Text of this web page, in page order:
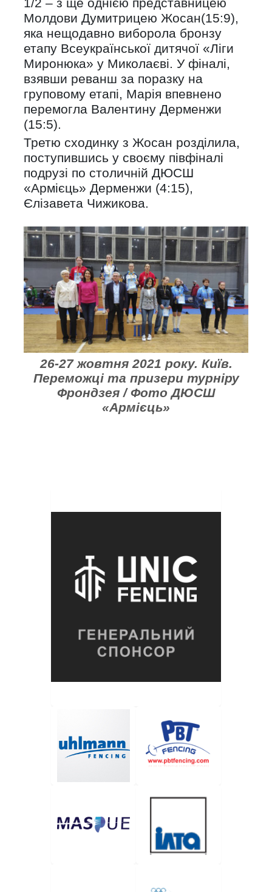
Молдови Думитрицею Жосан(15:9),
яка нещодавно виборола бронзу
етапу Всеукраїнської дитячої «Ліги
Миронюка» у Миколаєві. У фіналі,
взявши реванш за поразку на
груповому етапі, Марія впевнено
перемогла Валентину Дерменжи
(15:5).
Третю сходинку з Жосан розділила,
поступившись у своєму півфіналі
подрузі по столичній ДЮСШ
«Армієць» Дерменжи (4:15),
Єлізавета Чижикова.
26-27 жовтня 2021 року. Київ.
Переможці та призери турніру
Фрондзея / Фото ДЮСШ
«Армієць»